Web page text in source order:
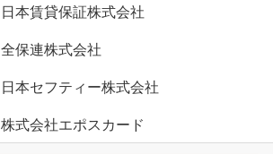
日本賃貸保証株式会社
全保連株式会社
日本セフティー株式会社
株式会社エポスカード